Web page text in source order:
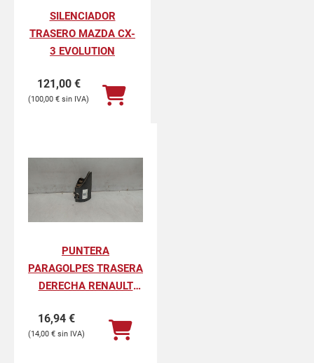
SILENCIADOR
TRASERO MAZDA CX-
3 EVOLUTION
121,00 €
100,00 €
PUNTERA
PARAGOLPES TRASERA
DERECHA RENAULT
PROFESIONAL
16,94 €
14,00 €